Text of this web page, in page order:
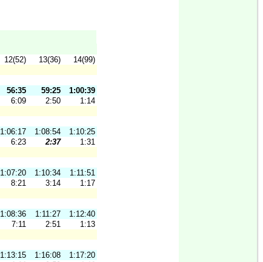
12(52) 13(36)
14(99)
56:35 59:25
1:00:39
6:09 2:50
1:14
1:06:17 1:08:54
1:10:25
6:23 2:37
1:31
1:07:20 1:10:34
1:11:51
8:21 3:14
1:17
1:08:36 1:11:27
1:12:40
7:11 2:51
1:13
1:13:15 1:16:08
1:17:20